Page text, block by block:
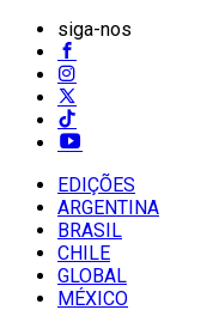
siga-nos
EDIÇÕES
ARGENTINA
BRASIL
CHILE
GLOBAL
MÉXICO